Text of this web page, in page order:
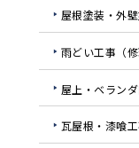
屋根塗装・外
雨どい工事（修
屋上・ベラン
瓦屋根・漆喰